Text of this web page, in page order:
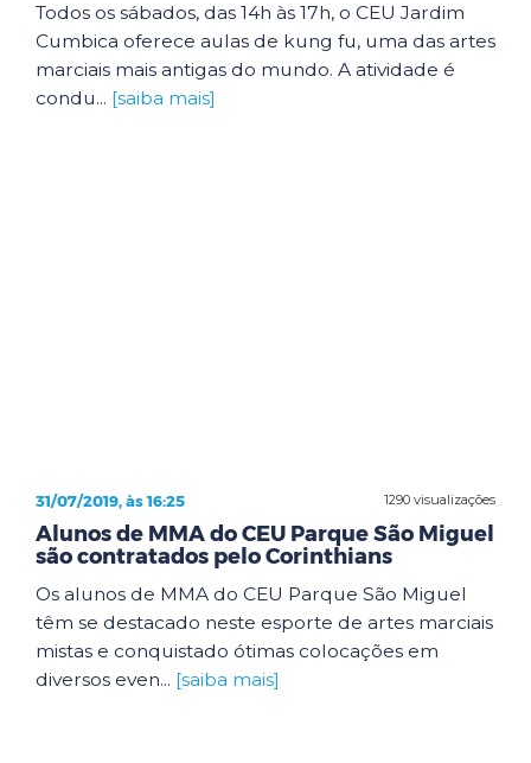
Todos os sábados, das 14h às 17h, o CEU Jardim
Cumbica oferece aulas de kung fu, uma das artes
marciais mais antigas do mundo. A atividade é
condu... [saiba mais]
1290 visualizações
31/07/2019, às 16:25
Alunos de MMA do CEU Parque São Miguel
são contratados pelo Corinthians
Os alunos de MMA do CEU Parque São Miguel
têm se destacado neste esporte de artes marciais
mistas e conquistado ótimas colocações em
diversos even... [saiba mais]